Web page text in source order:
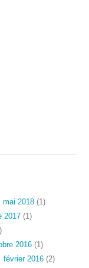
mai 2018 (1)
2017 (1)
2016 (1)
février 2016 (2)